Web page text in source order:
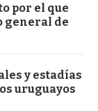
por el que
general de
y estadías
uruguayos